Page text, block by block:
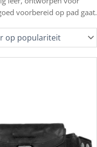
voorbereid op pad gaat.